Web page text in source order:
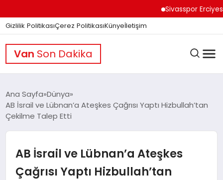
Sivasspor Erciyes
Gizlilik PolitikasıÇerez PolitikasıKünyeİletişim
Van Son Dakika
GÜNDEM
DÜNYA
Ana Sayfa Dünya
AB İsrail ve Lübnan’a Ateşkes Çağrısı Yaptı Hizbullah’tan
Çekilme Talep Etti
AB İsrail ve Lübnan’a Ateşkes
Çağrısı Yaptı Hizbullah’tan